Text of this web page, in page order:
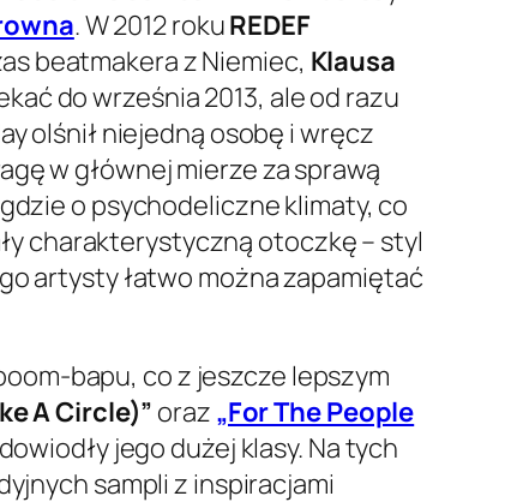
. W 2012 rokuREDEF
beatmakera z Niemiec, Klausa
do września 2013, ale od razu
olśnił niejedną osobę i wręcz
w głównej mierze za sprawą
o psychodeliczne klimaty, co
charakterystyczną otoczkę – styl
artysty łatwo można zapamiętać
bapu, co z jeszcze lepszym
A Circle)”oraz „For The People
jego dużej klasy. Na tych
sampli z inspiracjami